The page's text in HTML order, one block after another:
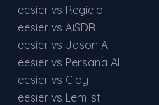
eesier vs Regie.ai
eesier vs AiSDR
eesier vs Jason AI
eesier vs Persana AI
eesier vs Clay
eesier vs Lemlist